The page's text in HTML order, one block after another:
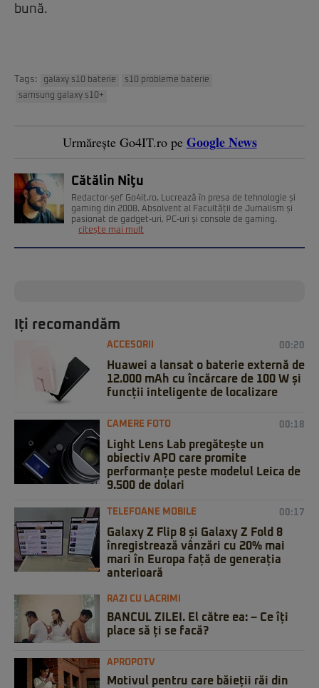
bună.
Tags: galaxy s10 baterie
s10 probleme baterie
samsung galaxy s10+
Urmărește Go4IT.ro pe Google News
Cătălin Niţu
Redactor-șef Go4it.ro. Lucrează în presa de tehnologie și
gaming din 2008. Absolvent al Facultății de Jurnalism și
pasionat de gadget-uri, PC-uri și console de gaming.
citește mai mult
Iți recomandăm
ACCESORII 00:20
Huawei a lansat o baterie externă de
12.000 mAh cu încărcare de 100 W și
funcții inteligente de localizare
CAMERE FOTO 00:18
Light Lens Lab pregătește un
obiectiv APO care promite
performanțe peste modelul Leica de
9.500 de dolari
TELEFOANE MOBILE 00:17
Galaxy Z Flip 8 și Galaxy Z Fold 8
înregistrează vânzări cu 20% mai
mari în Europa față de generația
anterioară
RAZI CU LACRIMI
BANCUL ZILEI. El către ea: – Ce îți
place să ți se facă?
APROPOTV
Motivul pentru care băieții răi din